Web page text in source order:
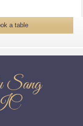
a table
Sang